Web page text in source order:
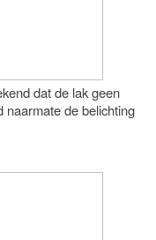
dat de lak geen
naarmate de belichting